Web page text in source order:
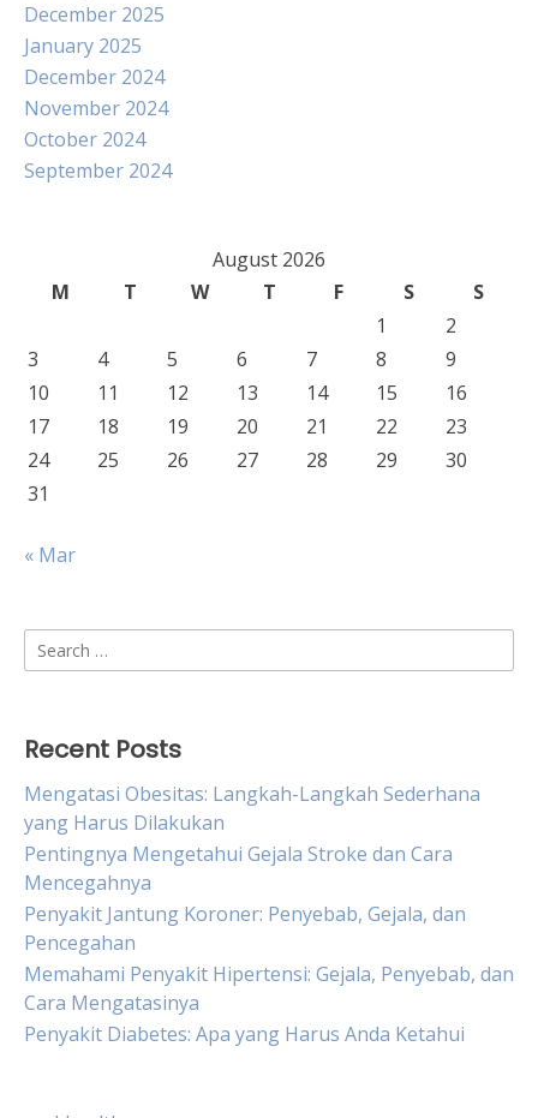
December 2025
January 2025
December 2024
November 2024
October 2024
September 2024
August 2026
M
T W T F S
S
1
2
3
4 5 6 7 8
9
10
11 12 13 14 15
16
17
18 19 20 21 22
23
24
25 26 27 28 29
30
31
« Mar
Search
for:
Recent Posts
Mengatasi Obesitas: Langkah-Langkah Sederhana
yang Harus Dilakukan
Pentingnya Mengetahui Gejala Stroke dan Cara
Mencegahnya
Penyakit Jantung Koroner: Penyebab, Gejala, dan
Pencegahan
Memahami Penyakit Hipertensi: Gejala, Penyebab, dan
Cara Mengatasinya
Penyakit Diabetes: Apa yang Harus Anda Ketahui